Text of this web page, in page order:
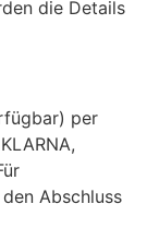
die Details
per
Abschluss